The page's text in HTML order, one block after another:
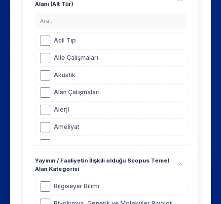
Elektrik-Elektronik Mühendisliği
Hadis
Hukuk Tarihi
Alanı (Alt Tür)
Acil Tıp
Aile Çalışmaları
Akustik
Alan Çalışmaları
Alerji
Ameliyat
Androloji
Yayının / Faaliyetin İlişkili olduğu Scopus Temel
Alan Kategorisi
Bilgisayar Bilimi